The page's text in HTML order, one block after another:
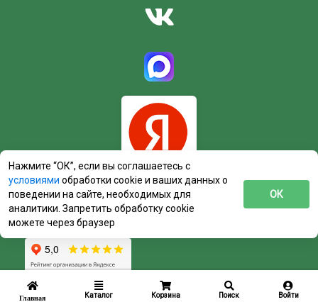
Главная Каталог Корзина Поиск Войти
Нажмите “ОК”, если вы соглашаетесь с
условиями обработки cookie и ваших данных о
поведении на сайте, необходимых для
аналитики. Запретить обработку cookie
можете через браузер
ОК